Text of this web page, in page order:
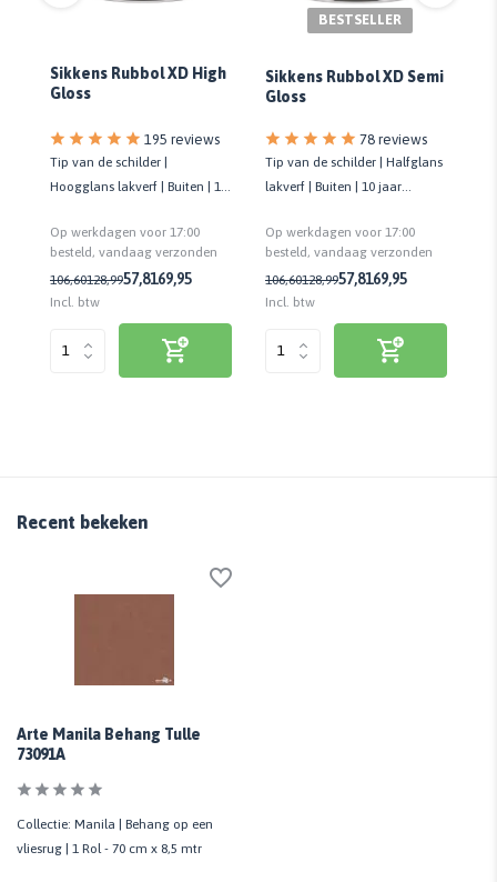
Sikkens Rubbol XD High
Gloss
195 reviews
Tip van de schilder |
Hoogglans lakverf | Buiten | 10
Op werkdagen voor 17:00
besteld, vandaag verzonden
106,60128,9957,8169,95
Incl. btw
BESTSELLER
Sikkens Rubbol XD Semi
Gloss
78 reviews
Tip van de schilder | Halfglans
lakverf | Buiten | 10 jaar
Op werkdagen voor 17:00
besteld, vandaag verzonden
106,60128,9957,8169,95
Incl. btw
Recent bekeken
Arte Manila Behang Tulle
73091A
Collectie: Manila | Behang op een
vliesrug | 1 Rol - 70 cm x 8,5 mtr